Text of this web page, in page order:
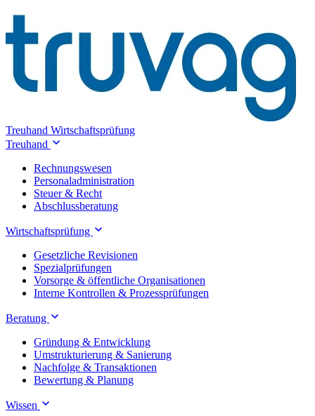
Treuhand Wirtschaftsprüfung
Treuhand
Rechnungswesen
Personaladministration
Steuer & Recht
Abschlussberatung
Wirtschaftsprüfung
Gesetzliche Revisionen
Spezialprüfungen
Vorsorge & öffentliche Organisationen
Interne Kontrollen & Prozessprüfungen
Beratung
Gründung & Entwicklung
Umstrukturierung & Sanierung
Nachfolge & Transaktionen
Bewertung & Planung
Wissen